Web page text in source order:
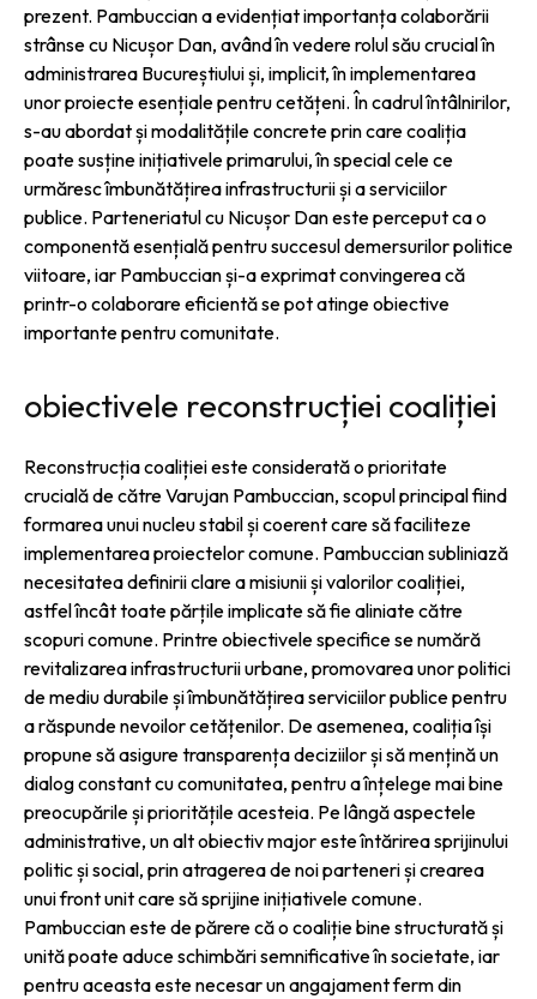
prezent. Pambuccian a evidențiat importanța colaborării
strânse cu Nicușor Dan, având în vedere rolul său crucial în
administrarea Bucureștiului și, implicit, în implementarea
unor proiecte esențiale pentru cetățeni. În cadrul întâlnirilor,
s-au abordat și modalitățile concrete prin care coaliția
poate susține inițiativele primarului, în special cele ce
urmăresc îmbunătățirea infrastructurii și a serviciilor
publice. Parteneriatul cu Nicușor Dan este perceput ca o
componentă esențială pentru succesul demersurilor politice
viitoare, iar Pambuccian și-a exprimat convingerea că
printr-o colaborare eficientă se pot atinge obiective
importante pentru comunitate.
obiectivele reconstrucției coaliției
Reconstrucția coaliției este considerată o prioritate
crucială de către Varujan Pambuccian, scopul principal fiind
formarea unui nucleu stabil și coerent care să faciliteze
implementarea proiectelor comune. Pambuccian subliniază
necesitatea definirii clare a misiunii și valorilor coaliției,
astfel încât toate părțile implicate să fie aliniate către
scopuri comune. Printre obiectivele specifice se numără
revitalizarea infrastructurii urbane, promovarea unor politici
de mediu durabile și îmbunătățirea serviciilor publice pentru
a răspunde nevoilor cetățenilor. De asemenea, coaliția își
propune să asigure transparența deciziilor și să mențină un
dialog constant cu comunitatea, pentru a înțelege mai bine
preocupările și prioritățile acesteia. Pe lângă aspectele
administrative, un alt obiectiv major este întărirea sprijinului
politic și social, prin atragerea de noi parteneri și crearea
unui front unit care să sprijine inițiativele comune.
Pambuccian este de părere că o coaliție bine structurată și
unită poate aduce schimbări semnificative în societate, iar
pentru aceasta este necesar un angajament ferm din